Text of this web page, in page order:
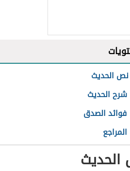
نص الحديث
شرح الحديث
فوائد الصدق
المراجع